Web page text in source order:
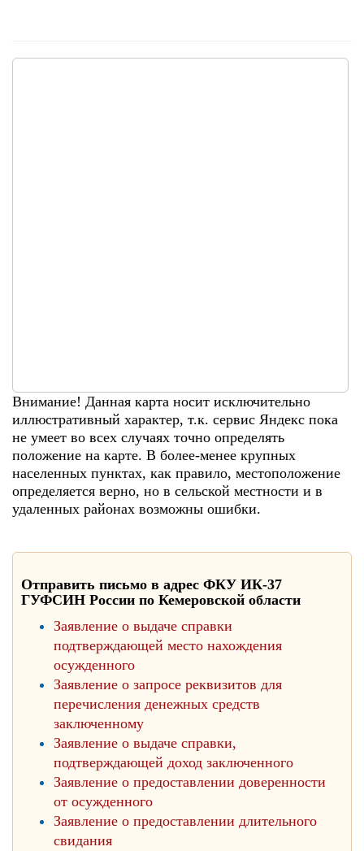
Внимание! Данная карта носит исключительно
иллюстративный характер, т.к. сервис Яндекс пока
не умеет во всех случаях точно определять
положение на карте. В более-менее крупных
населенных пунктах, как правило, местоположение
определяется верно, но в сельской местности и в
удаленных районах возможны ошибки.
Отправить письмо в адрес ФКУ ИК-37
ГУФСИН России по Кемеровской области
Заявление о выдаче справки
подтверждающей место нахождения
осужденного
Заявление о запросе реквизитов для
перечисления денежных средств
заключенному
Заявление о выдаче справки,
подтверждающей доход заключенного
Заявление о предоставлении доверенности
от осужденного
Заявление о предоставлении длительного
свидания